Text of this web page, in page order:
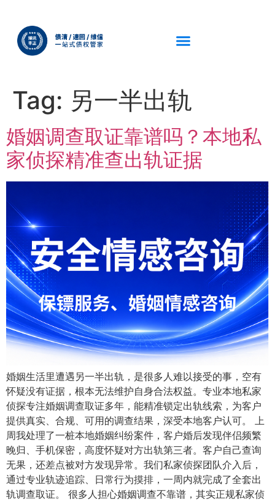
Tag: 另一半出轨
婚姻调查取证靠谱吗？本地私
家侦探精准查出轨证据
婚姻生活里遭遇另一半出轨，是很多人难以接受的事，空有
怀疑没有证据，根本无法维护自身合法权益。专业本地私家
侦探专注婚姻调查取证多年，能精准锁定出轨线索，为客户
提供真实、合规、可用的调查结果，深受本地客户认可。 上
周我处理了一桩本地婚姻纠纷案件，客户婚后发现伴侣频繁
晚归、手机保密，高度怀疑对方出轨第三者。客户自己查询
无果，还差点被对方发现异常。我们私家侦探团队介入后，
通过专业轨迹追踪、日常行为摸排，一周内就完成了全套出
轨调查取证。 很多人担心婚姻调查不靠谱，其实正规私家侦